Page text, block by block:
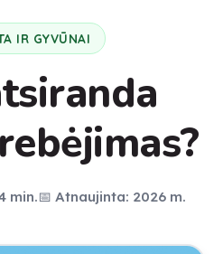
IR GYVŪNAI
min.📅 Atnaujinta: 2026 m.